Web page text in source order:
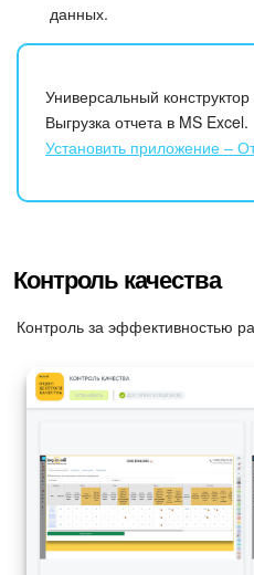
данных.
Универсальный
Выгрузка отчета в MS Excel.
Установить приложение –
Контроль качества
Контроль за эффективностью